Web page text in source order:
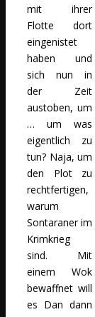
mit ihrer
Flotte dort
eingenistet
haben und
sich nun in
der Zeit
austoben, um
… um was
eigentlich zu
tun? Naja, um
den Plot zu
rechtfertigen,
warum
Sontaraner im
Krimkrieg
sind. Mit
einem Wok
bewaffnet will
es Dan dann